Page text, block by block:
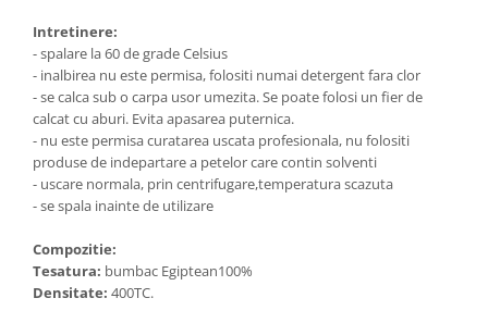
Intretinere:
- spalare la 60 de grade Celsius
- inalbirea nu este permisa, folositi numai detergent fara clor
- se calca sub o carpa usor umezita. Se poate folosi un fier de
calcat cu aburi. Evita apasarea puternica.
- nu este permisa curatarea uscata profesionala, nu folositi
produse de indepartare a petelor care contin solventi
- uscare normala, prin centrifugare,temperatura scazuta
- se spala inainte de utilizare
Compozitie:
Tesatura: bumbac Egiptean100%
Densitate: 400TC.